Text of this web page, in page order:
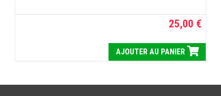
25,00 €
AJOUTER AU PANIER